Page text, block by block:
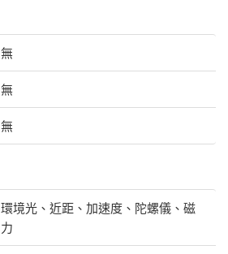
無
無
無
環境光、近距、加速度、陀螺儀、磁
力